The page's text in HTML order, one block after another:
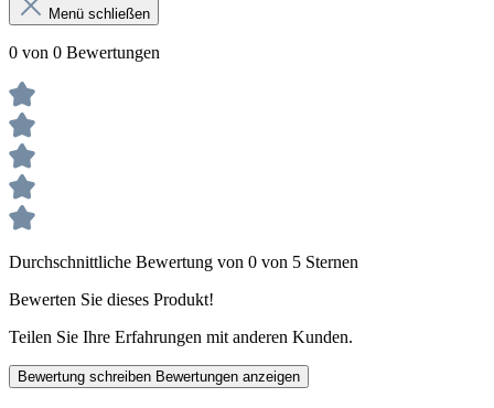
Menü schließen
0 von 0 Bewertungen
Durchschnittliche Bewertung von 0 von 5 Sternen
Bewerten Sie dieses Produkt!
Teilen Sie Ihre Erfahrungen mit anderen Kunden.
Bewertung schreiben Bewertungen anzeigen